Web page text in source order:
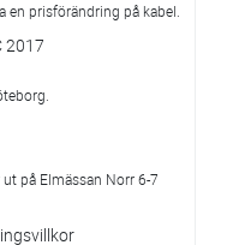
prisförändring på kabel.
2017
på Elmässan Norr 6-7